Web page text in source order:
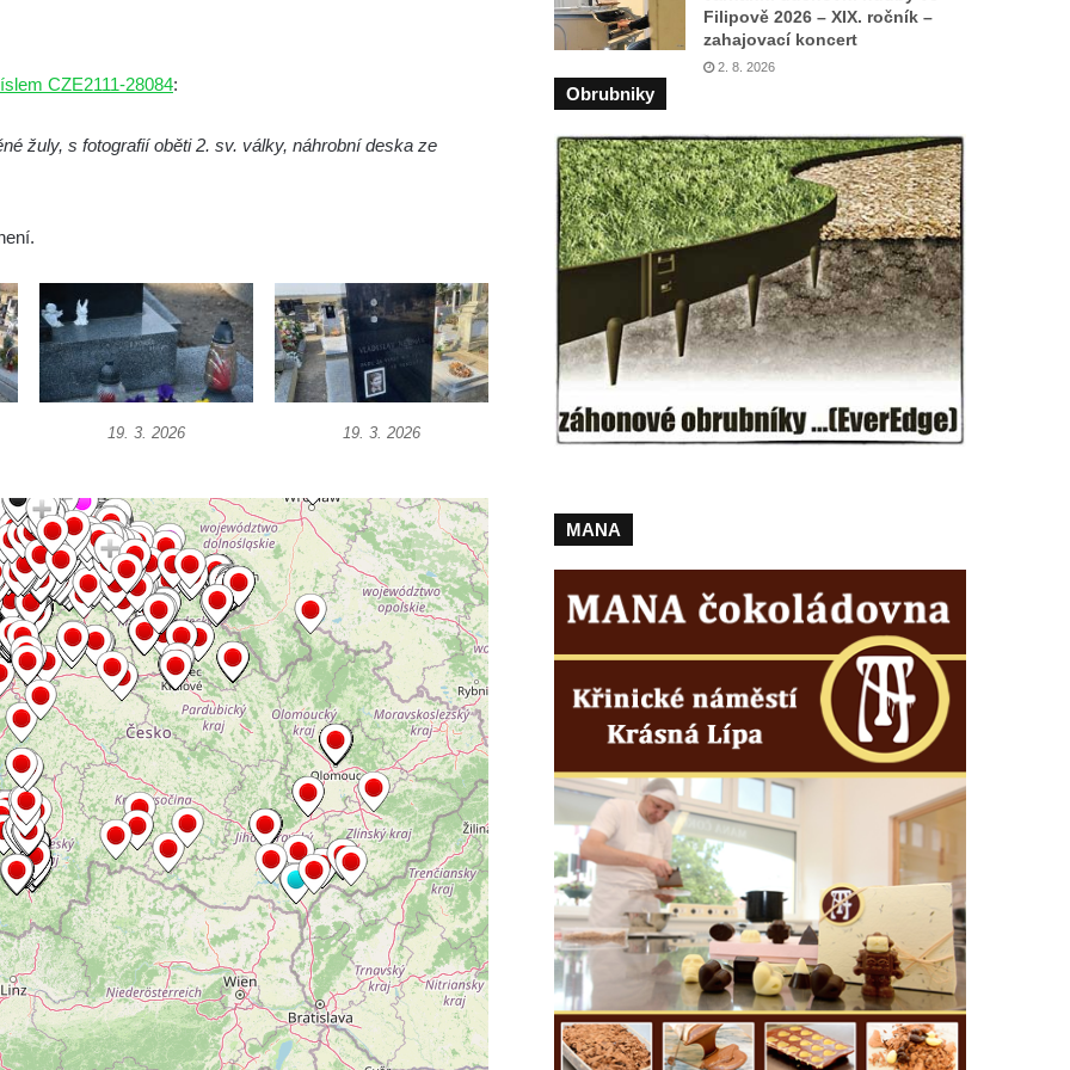
CZE2111-28084:
žuly, s fotografií oběti 2. sv. války, náhrobní deska ze
19. 3. 2026 19. 3. 2026
Filipově 2026 – XIX. ročník –
zahajovací koncert
2. 8. 2026
Obrubniky
MANA